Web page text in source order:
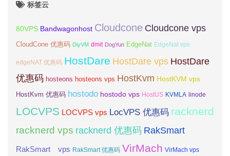
标签云
80VPS Bandwagonhost Cloudcone Cloudcone vps
CloudCone 优惠码 DiyVM dmit DogYun EdgeNat EdgeNat vps
edgeNAT 优惠码 HostDare HostDare vps HostDare
优惠码 hosteons hosteons vps HostKvm HostKVM vps
HostKvm 优惠码 hostodo hostodo vps HostUS KVMLA linode
LOCVPS LOCVPS vps LocVPS 优惠码 racknerd
racknerd vps racknerd 优惠码 RakSmart
RakSmart vps RakSmart 优惠码 VirMach VirMach vps